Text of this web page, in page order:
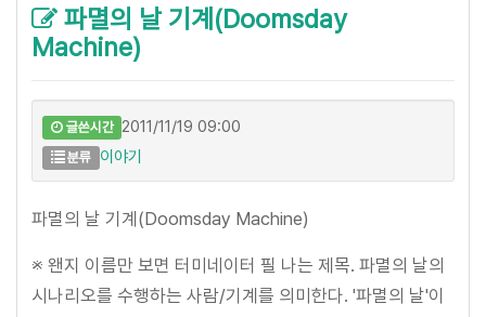
파멸의 날 기계(Doomsday
Machine)
글쓴시간 2011/11/19 09:00
분류 이야기
파멸의 날 기계(Doomsday Machine)
※ 왠지 이름만 보면 터미네이터 필 나는 제목. 파멸의 날의
시나리오를 수행하는 사람/기계를 의미한다. '파멸의 날'이